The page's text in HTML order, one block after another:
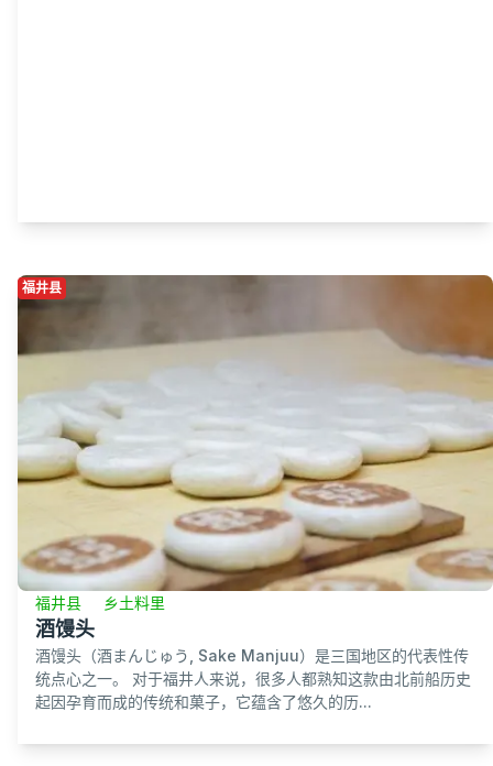
福井县
福井县 乡土料里
酒馒头
酒馒头（酒まんじゅう, Sake Manjuu）是三国地区的代表性传
统点心之一。 对于福井人来说，很多人都熟知这款由北前船历史
起因孕育而成的传统和菓子，它蕴含了悠久的历...